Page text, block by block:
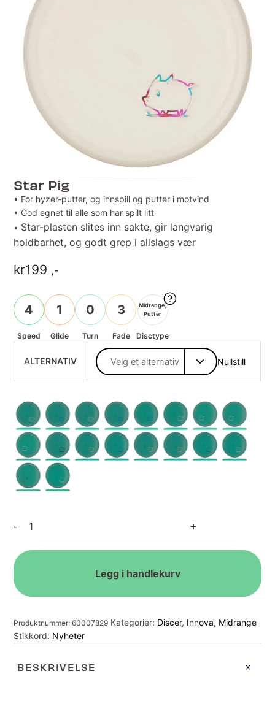
Star Pig
• For hyzer-putter, og innspill og putter i motvind
• God egnet til alle som har spilt litt
• Star-plasten slites inn sakte, gir langvarig
holdbarhet, og godt grep i allslags vær
kr199 ,-
4
Speed
1
Glide
0
Turn
3
Fade
Midrange,
Putter
Disctype
ALTERNATIV Nullstill
-
Pig
+
Legg i handlekurv
Produktnummer:60007829 Kategorier: Discer, Innova, Midrange
Stikkord: Nyheter
BESKRIVELSE